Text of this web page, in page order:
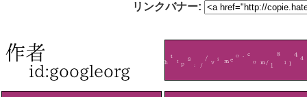
リンクバナー: